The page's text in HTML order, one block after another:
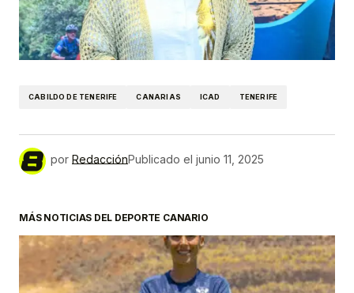
CABILDO DE TENERIFE CANARIAS ICAD TENERIFE
por RedacciónPublicado el junio 11, 2025
MÁS NOTICIAS DEL DEPORTE CANARIO